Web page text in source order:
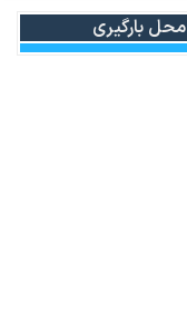
محل بارگیری